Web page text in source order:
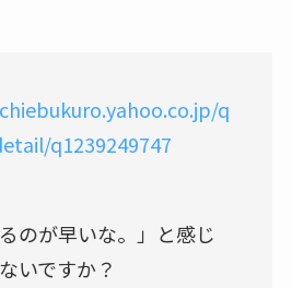
q
q1239249747
のが早いな。」と感じ
いですか？